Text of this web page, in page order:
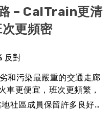
– CalTrain更清
更頻密
反對
和污染最嚴重的交通走廊
車更便宜，班次更頻繁，
社區成員保留許多良好…